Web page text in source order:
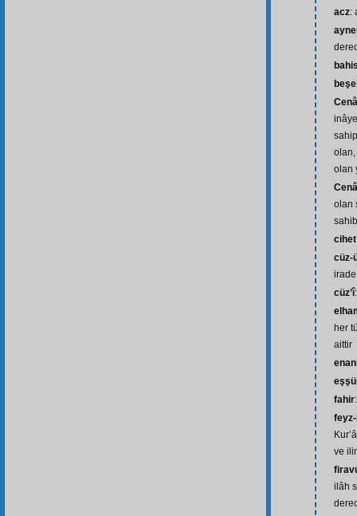
acz:
olan,
olan
olan
cihet
cüz-
cüz’î
her
aittir
fahir
ve
ilâh